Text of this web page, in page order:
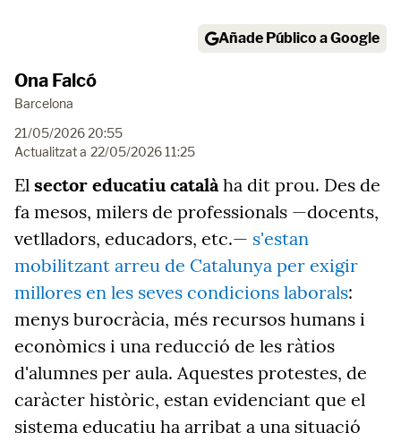
Añade Público a Google
Ona Falcó
Barcelona
21/05/2026 20:55
Actualitzat a 22/05/2026 11:25
El sector educatiu catalàha dit prou. Des de
fa mesos, milers de professionals —docents,
vetlladors, educadors, etc.— s'estan
mobilitzant arreu de Catalunya per exigir
millores en les seves condicions laborals:
menys burocràcia, més recursos humans i
econòmics i una reducció de les ràtios
d'alumnes per aula. Aquestes protestes, de
caràcter històric, estan evidenciant que el
sistema educatiu ha arribat a una situació